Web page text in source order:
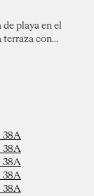
playa en el
con...